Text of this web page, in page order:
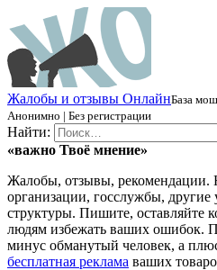
Жалобы и отзывы ОнлайнБаза
Анонимно | Без регистрации
Найти:
«важно Твоё мнение»
Жалобы, отзывы, рекомендации.
организации, госслужбы,
структуры. Пишите, оставляйте
людям избежать ваших ошибок.
минус обманутый человек, а
бесплатная реклама ваших